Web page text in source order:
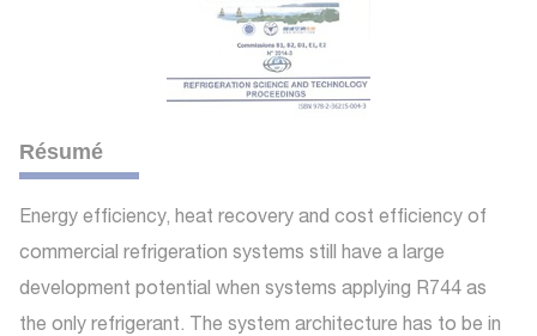
Résumé
Energy efficiency, heat recovery and cost efficiency of
commercial refrigeration systems still have a large
development potential when systems applying R744 as
the only refrigerant. The system architecture has to be in